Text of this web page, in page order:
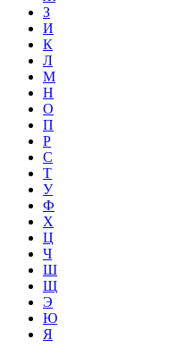
З
И
К
Л
М
Н
О
П
Р
С
Т
У
Ф
Х
Ц
Ч
Ш
Щ
Э
Ю
Я